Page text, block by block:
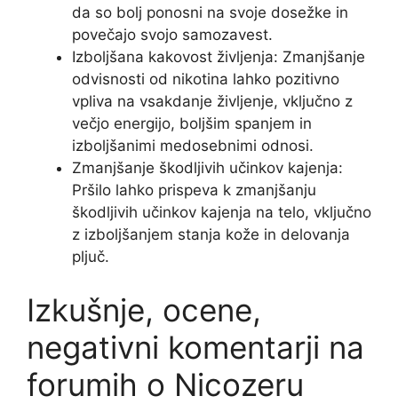
da so bolj ponosni na svoje dosežke in
povečajo svojo samozavest.
Izboljšana kakovost življenja: Zmanjšanje
odvisnosti od nikotina lahko pozitivno
vpliva na vsakdanje življenje, vključno z
večjo energijo, boljšim spanjem in
izboljšanimi medosebnimi odnosi.
Zmanjšanje škodljivih učinkov kajenja:
Pršilo lahko prispeva k zmanjšanju
škodljivih učinkov kajenja na telo, vključno
z izboljšanjem stanja kože in delovanja
pljuč.
Izkušnje, ocene,
negativni komentarji na
forumih o Nicozeru